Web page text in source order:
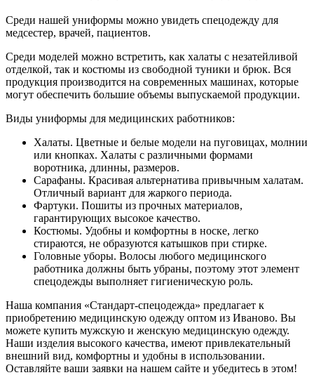
Среди нашей униформы можно увидеть спецодежду для
медсестер, врачей, пациентов.
Среди моделей можно встретить, как халаты с незатейливой
отделкой, так и костюмы из свободной туники и брюк. Вся
продукция производится на современных машинах, которые
могут обеспечить большие объемы выпускаемой продукции.
Виды униформы для медицинских работников:
Халаты. Цветные и белые модели на пуговицах, молнии
или кнопках. Халаты с различными формами
воротника, длинны, размеров.
Сарафаны. Красивая альтернатива привычным халатам.
Отличный вариант для жаркого периода.
Фартуки. Пошиты из прочных материалов,
гарантирующих высокое качество.
Костюмы. Удобны и комфортны в носке, легко
стираются, не образуются катышков при стирке.
Головные уборы. Волосы любого медицинского
работника должны быть убраны, поэтому этот элемент
спецодежды выполняет гигиеническую роль.
Наша компания «Стандарт-спецодежда» предлагает к
приобретению медицинскую одежду оптом из Иваново. Вы
можете купить мужскую и женскую медицинскую одежду.
Наши изделия высокого качества, имеют привлекательный
внешний вид, комфортны и удобны в использовании.
Оставляйте ваши заявки на нашем сайте и убедитесь в этом!